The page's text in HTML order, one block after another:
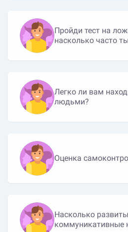
Пройди тест на
насколько часто
Легко ли вам
людьми?
Оценка
Насколько
коммуникативные